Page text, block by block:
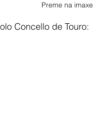
Preme na
Concello de Touro: